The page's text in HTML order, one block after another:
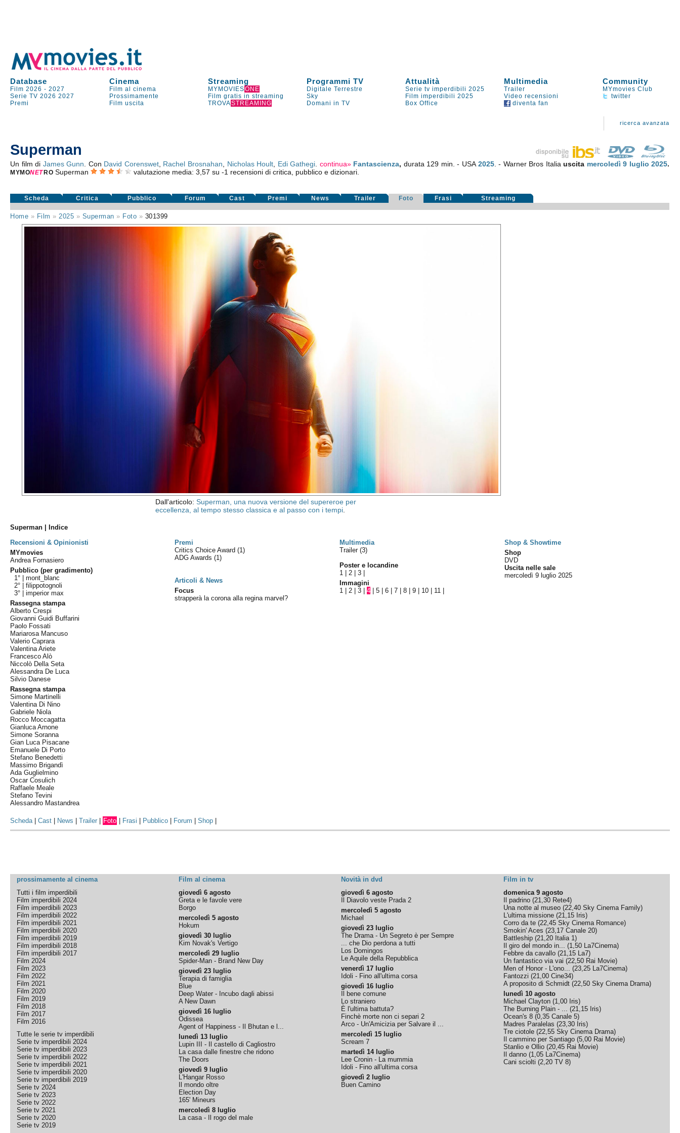
Database Cinema Streaming Programmi TV Attualità Multimedia Community
Film 2026 -2027 Film al cinema MYMOVIESONE Digitale Terrestre Serie tv imperdibili 2025 Trailer
MYmovies Club
Serie TV 2026 2027 Prossimamente Film gratis in streaming Sky Film imperdibili 2025 Video recensioni
twitter
Premi
Film uscita TROVASTREAMING Domani in TV Box Office diventa fan
ricerca avanzata
Superman
Un film di James Gunn . Con David Corenswet, Rachel Brosnahan Nicholas Hoult Edi Gathegi continua» Fantascienza, durata 129 min. - USA 2025. - Warner Bros Italiauscita mercoledì 9 luglio 2025.
MYMONET RO Superman valutazione media: 3,57 su -1 recensioni di critica, pubblico e dizionari.
Scheda Critica Pubblico Forum Cast Premi News Trailer Foto Frasi Streaming
Home » Film » 2025 » Superman » Foto » 301399
Dall'articolo: Superman, una nuova versione del supereroe per
eccellenza, al tempo stesso classica e al passo con i tempi.
Superman | Indice
Recensioni & Opinionisti
Premi Multimedia
Shop & Showtime
MYmovies
Andrea Fornasiero
Pubblico (per gradimento)
1° |mont_blanc
2° |filippotognoli
3° |imperior max
Rassegna stampa
Alberto Crespi
Giovanni Guidi Buffarini
Paolo Fossati
Mariarosa Mancuso
Valerio Caprara
Valentina Ariete
Francesco Alò
Niccolò Della Seta
Alessandra De Luca
Silvio Danese
Rassegna stampa
Simone Martinelli
Valentina Di Nino
Gabriele Niola
Rocco Moccagatta
Gianluca Arnone
Simone Soranna
Gian Luca Pisacane
Emanuele Di Porto
Stefano Benedetti
Massimo Brigandì
Ada Guglielmino
Oscar Cosulich
Raffaele Meale
Stefano Tevini
Alessandro Mastandrea
Critics Choice Award(1)
ADG Awards(1)
Articoli & News
Focus
strapperà la corona alla regina marvel?
Trailer (3)
Poster e locandine
1 |2 |3
Immagini
1 |2 |3 |4 |5 |6 |7 |8 |9 10 11
Shop
DVD
Uscita nelle sale
mercoledì 9 luglio 2025
Scheda|Cast News |Trailer Foto Frasi Pubblico Forum |Shop
prossimamente al cinema Film al cinema Novità in dvd
Film in tv
Tutti i film imperdibili
Film imperdibili 2024
Film imperdibili 2023
Film imperdibili 2022
Film imperdibili 2021
Film imperdibili 2020
Film imperdibili 2019
Film imperdibili 2018
Film imperdibili 2017
Film 2024
Film 2023
Film 2022
Film 2021
Film 2020
Film 2019
Film 2018
Film 2017
Film 2016
Tutte le serie tv imperdibili
Serie tv imperdibili 2024
Serie tv imperdibili 2023
Serie tv imperdibili 2022
Serie tv imperdibili 2021
Serie tv imperdibili 2020
Serie tv imperdibili 2019
Serie tv 2024
Serie tv 2023
Serie tv 2022
Serie tv 2021
Serie tv 2020
Serie tv 2019
giovedì 6 agosto
Greta e le favole vere
Borgo
mercoledì 5 agosto
Hokum
giovedì 30 luglio
Kim Novak's Vertigo
mercoledì 29 luglio
Spider-Man - Brand New Day
giovedì 23 luglio
Terapia di famiglia
Blue
Deep Water - Incubo dagli abissi
A New Dawn
giovedì 16 luglio
Odissea
Agent of Happiness - Il Bhutan e l...
lunedì 13 luglio
Lupin III - Il castello di Cagliostro
La casa dalle finestre che ridono
The Doors
giovedì 9 luglio
L'Hangar Rosso
Il mondo oltre
Election Day
165' Mineurs
mercoledì 8 luglio
La casa - Il rogo del male
giovedì 6 agosto
Il Diavolo veste Prada 2
mercoledì 5 agosto
Michael
giovedì 23 luglio
The Drama - Un Segreto è per Sempre
... che Dio perdona a tutti
Los Domingos
Le Aquile della Repubblica
venerdì 17 luglio
Idoli - Fino all'ultima corsa
giovedì 16 luglio
Il bene comune
Lo straniero
È l'ultima battuta?
Finchè morte non ci separi 2
Arco - Un'Amicizia per Salvare il ...
mercoledì 15 luglio
Scream 7
martedì 14 luglio
Lee Cronin - La mummia
Idoli - Fino all'ultima corsa
giovedì 2 luglio
Buen Camino
domenica 9 agosto
Il padrino (21,30 Rete4)
Una notte al museo (22,40 Sky Cinema Family)
L'ultima missione (21,15 Iris)
Corro da te (22,45 Sky Cinema Romance)
Smokin' Aces (23,17 Canale 20)
Battleship (21,20 Italia 1)
Il giro del mondo in... (1,50 La7Cinema)
Febbre da cavallo (21,15 La7)
Un fantastico via vai (22,50 Rai Movie)
Men of Honor - L'ono... (23,25 La7Cinema)
Fantozzi (21,00 Cine34)
A proposito di Schmidt (22,50 Sky Cinema Drama)
lunedì 10 agosto
Michael Clayton (1,00 Iris)
The Burning Plain - ... (21,15 Iris)
Ocean's 8 (0,35 Canale 5)
Madres Paralelas (23,30 Iris)
Tre ciotole (22,55 Sky Cinema Drama)
Il cammino per Santiago (5,00 Rai Movie)
Stanlio e Ollio (20,45 Rai Movie)
Il danno (1,05 La7Cinema)
Cani sciolti (2,20 TV 8)